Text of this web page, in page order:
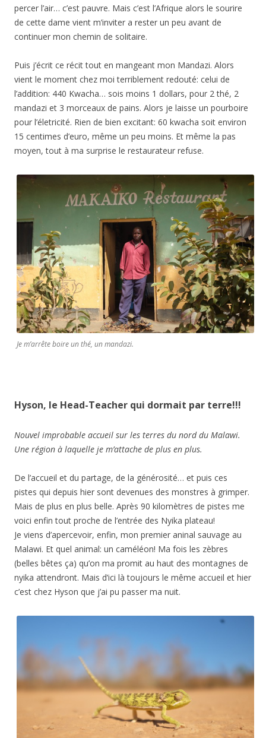
percer l’air… c’est pauvre. Mais c’est l’Afrique alors le sourire
de cette dame vient m’inviter a rester un peu avant de
continuer mon chemin de solitaire.
Puis j’écrit ce récit tout en mangeant mon Mandazi. Alors
vient le moment chez moi terriblement redouté: celui de
l’addition: 440 Kwacha… sois moins 1 dollars, pour 2 thé, 2
mandazi et 3 morceaux de pains. Alors je laisse un pourboire
pour l’életricité. Rien de bien excitant: 60 kwacha soit environ
15 centimes d’euro, même un peu moins. Et même la pas
moyen, tout à ma surprise le restaurateur refuse.
Je m’arrête boire un thé, un mandazi.
Hyson, le Head-Teacher qui dormait par terre!!!
Nouvel improbable accueil sur les terres du nord du Malawi.
Une région à laquelle je m’attache de plus en plus.
De l’accueil et du partage, de la générosité… et puis ces
pistes qui depuis hier sont devenues des monstres à grimper.
Mais de plus en plus belle. Après 90 kilomètres de pistes me
voici enfin tout proche de l’entrée des Nyika plateau!
Je viens d’apercevoir, enfin, mon premier aninal sauvage au
Malawi. Et quel animal: un caméléon! Ma fois les zèbres
(belles bêtes ça) qu’on ma promit au haut des montagnes de
nyika attendront. Mais d’ici là toujours le même accueil et hier
c’est chez Hyson que j’ai pu passer ma nuit.